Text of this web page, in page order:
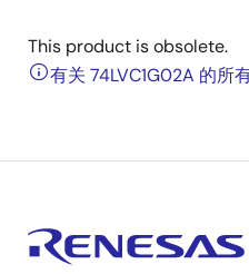
This product is obsolete.
有关 74LVC1G02A 的所